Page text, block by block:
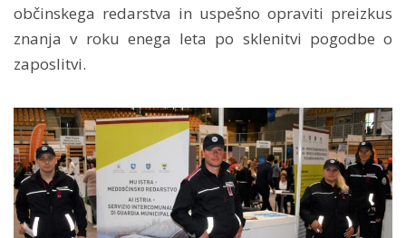
občinskega redarstva in uspešno opraviti preizkus
znanja v roku enega leta po sklenitvi pogodbe o
zaposlitvi.